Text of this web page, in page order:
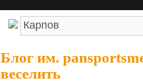
Блог им.
веселить